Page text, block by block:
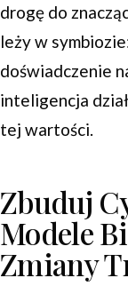
drogę do
leży w
doświadczenie
inteligencja
tej wartości.
Zbuduj
Modele
Zmiany